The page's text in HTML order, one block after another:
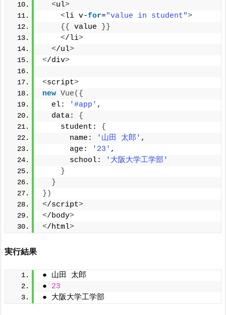
<ul>
<li v-for="value in student">
{{
value
}}
</li>
</ul>
</div>
<script>
new Vue({
  el:
'#app' ,
  data:
{
    student:
{
      name:
'山田 太郎' ,
      age:
'23' ,
      school:
'大阪大学工学部'
}
}
})
</script>
</body>
</html>
実行結果
● 山田 太郎
● 23
● 大阪大学工学部